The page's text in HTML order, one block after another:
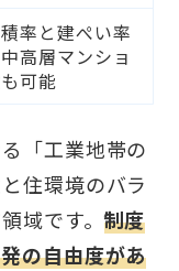
率と建ぺい率
高層マンショ
可能
「工業地帯の
住環境のバラ
域です。制度
の自由度があ